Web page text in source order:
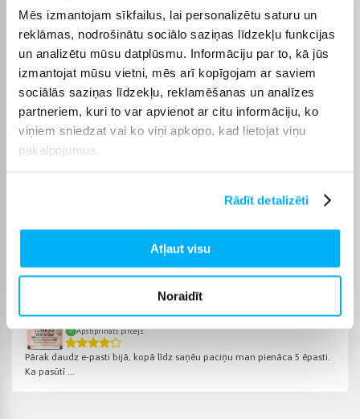
Mēs izmantojam sīkfailus, lai personalizētu saturu un
reklāmas, nodrošinātu sociālo saziņas līdzekļu funkcijas
un analizētu mūsu datplūsmu. Informāciju par to, kā jūs
izmantojat mūsu vietni, mēs arī kopīgojam ar saviem
sociālās saziņas līdzekļu, reklamēšanas un analīzes
partneriem, kuri to var apvienot ar citu informāciju, ko
viņiem sniedzat vai ko viņi apkopo, kad lietojat viņu
pakalpojumus.
Rādīt detalizēti
Atļaut visu
Noraidīt
Kurjera piegādes cena sākas no 3,99 €.
Precīzs katras preces piegādes termiņš vienmēr tiek norādīts
konkrētās preces lapā. Izvēlēto preci no kategorijas Tīrītāji,
toniki varēsiet saņemt sev ērtā veidā, bet BIGBOX.LV
parūpēsies, lai pasūtījums tiktu piegādāts norādītajā termiņā.
Maris B.
Super
Liene Š.
Apstiprināts pircējs
Pārak daudz e-pasti bijā, kopā līdz saņēu paciņu man pienāca 5 ēpasti.
Ka pasūtī ...